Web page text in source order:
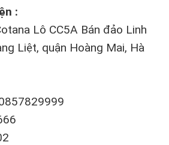
:
Lô CC5A Bán đảo Linh
Liệt, quận Hoàng Mai, Hà